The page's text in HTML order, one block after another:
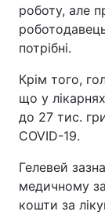
ПОСЛУГИ
Реклама
роботу, але
потрібні.
Крім того,
що у
до 27 тис.
COVID-19.
Гелевей
медичному
кошти за